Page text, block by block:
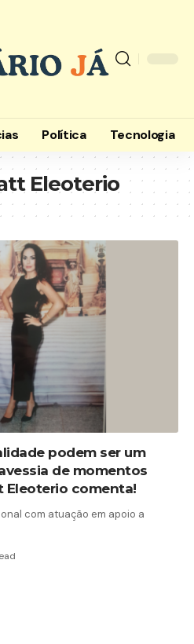
Política Tecnologia
Eleoterio
podem ser um
de momentos
Eleoterio comenta!
com atuação em apoio a